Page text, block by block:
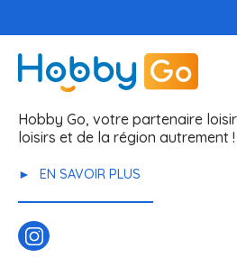
Hobby Go, votre partenaire
loisirs et de la région autrement !
EN SAVOIR PLUS